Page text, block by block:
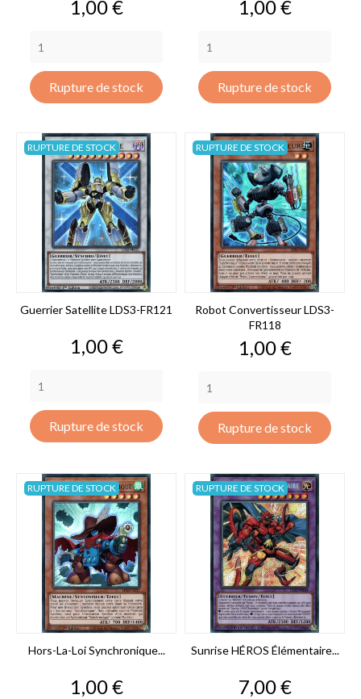
Prix
1,00 €
Rupture de stock
Prix
1,00 €
Rupture de stock
Guerrier Satellite LDS3-FR121
Prix
1,00 €
Rupture de stock
RUPTURE DE STOCK
Robot Convertisseur LDS3-
FR118
Prix
1,00 €
Rupture de stock
RUPTURE DE STOCK
Hors-La-Loi Synchronique...
Prix
1,00 €
RUPTURE DE STOCK
Sunrise HÉROS Élémentaire...
Prix
7,00 €
RUPTURE DE STOCK